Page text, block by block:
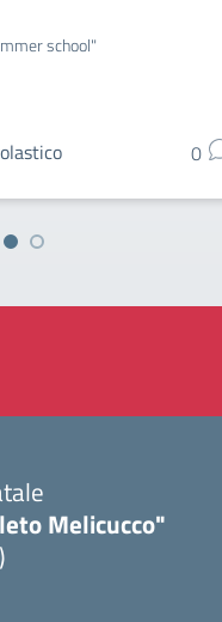
school"
0
Melicucco"